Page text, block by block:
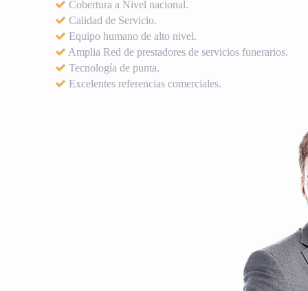
Cobertura a Nivel nacional.
Calidad de Servicio.
Equipo humano de alto nivel.
Amplia Red de prestadores de servicios funerarios.
Tecnología de punta.
Excelentes referencias comerciales.